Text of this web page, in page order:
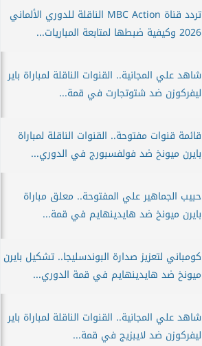
تردد قناة MBC Action الناقلة للدوري الألماني
2026 وكيفية ضبطها لمتابعة المباريات...
شاهد علي المجانية.. القنوات الناقلة لمباراة باير
ليفركوزن ضد شتوتجارت في قمة...
قائمة قنوات مفتوحة.. القنوات الناقلة لمباراة
بايرن ميونخ ضد فولفسبورج في الدوري...
حبيب الجماهير علي المفتوحة.. معلق مباراة
بايرن ميونخ ضد هايدينهايم في قمة...
كومباني لتعزيز صدارة البوندسليجا.. تشكيل بايرن
ميونخ ضد هايدينهايم في قمة الدوري...
شاهد علي المجانية.. القنوات الناقلة لمباراة باير
ليفركوزن ضد لايبزيج في قمة...